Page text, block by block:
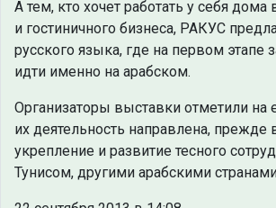
А тем, кто хочет работать у себя
и гостиничного бизнеса, РАКУС
русского языка, где на первом этапе
идти именно на арабском.
Организаторы выставки отметили на
их деятельность направлена, прежде
укрепление и развитие тесного
Тунисом, другими арабскими